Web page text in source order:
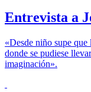
Entrevista a
«Desde niño supe que
donde se pudiese
imaginación».